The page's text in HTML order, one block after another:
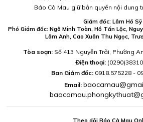
Báo Cà Mau giữ bản quyền nội dung
Giám đốc: Lâm Hồ Sỹ
Phó Giám đốc: Ngô Minh Toàn, Hồ Tấn Lộc,
Lâm Anh, Cao Xuân Thu Ngọc,
Tòa soạn:Số 413 Nguyễn Trãi, Phường
Điện thoại:
Ban Giám đốc: 0918.575228 -
Email:
Theo dõi Báo Cà Mau